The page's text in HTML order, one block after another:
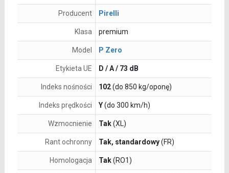
Producent Pirelli
Klasa premium
Model P Zero
Etykieta UE D / A / 73 dB
Indeks nośności 102(do 850 kg/oponę)
Indeks prędkości Y(do 300 km/h)
Wzmocnienie Tak(XL)
Rant ochronny Tak, standardowy(FR)
Homologacja Tak(RO1)